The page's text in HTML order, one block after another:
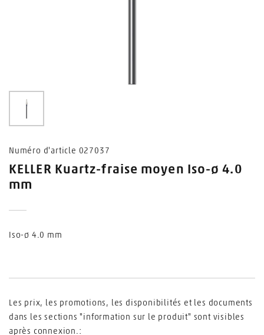
0
Numéro d'article 027037
KELLER Kuartz-fraise moyen Iso-ø 4.0
mm
Iso-ø 4.0 mm
Les prix, les promotions, les disponibilités et les documents
dans les sections "information sur le produit" sont visibles
après connexion.: